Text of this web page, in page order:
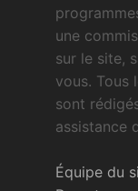
une
sur le site,
vous. Tous
sont
assistance
Équipe du